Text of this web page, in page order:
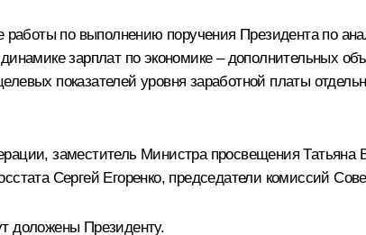
по выполнению поручения Президента по
зарплат по экономике – дополнительных
показателей уровня заработной платы
заместитель Министра просвещения Татьяна
Сергей Егоренко, председатели комиссий
доложены Президенту.